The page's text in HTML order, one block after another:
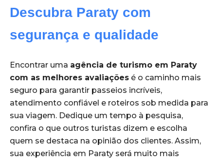
Descubra Paraty com
segurança e qualidade
Encontrar uma agência de turismo em Paraty
com as melhores avaliações é o caminho mais
seguro para garantir passeios incríveis,
atendimento confiável e roteiros sob medida para
sua viagem. Dedique um tempo à pesquisa,
confira o que outros turistas dizem e escolha
quem se destaca na opinião dos clientes. Assim,
sua experiência em Paraty será muito mais